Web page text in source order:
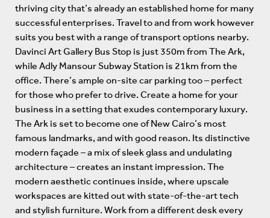
thriving city that’s already an established home for many
successful enterprises. Travel to and from work however
suits you best with a range of transport options nearby.
Davinci Art Gallery Bus Stop is just 350m from The Ark,
while Adly Mansour Subway Station is 21km from the
office. There’s ample on-site car parking too – perfect
for those who prefer to drive. Create a home for your
business in a setting that exudes contemporary luxury.
The Ark is set to become one of New Cairo’s most
famous landmarks, and with good reason. Its distinctive
modern façade – a mix of sleek glass and undulating
architecture – creates an instant impression. The
modern aesthetic continues inside, where upscale
workspaces are kitted out with state-of-the-art tech
and stylish furniture. Work from a different desk every